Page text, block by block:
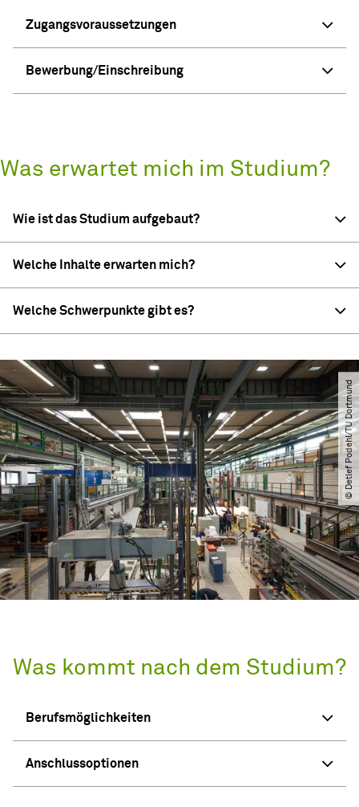
Zugangsvoraussetzungen
Bewerbung/Einschreibung
Was erwartet mich im Studium?
Wie ist das Studium aufgebaut?
Welche Inhalte erwarten mich?
Welche Schwerpunkte gibt es?
© Detlef Podehl​/​TU Dortmund
Was kommt nach dem Studium?
Berufsmöglichkeiten
Anschlussoptionen